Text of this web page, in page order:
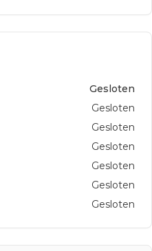
Gesloten
Gesloten
Gesloten
Gesloten
Gesloten
Gesloten
Gesloten